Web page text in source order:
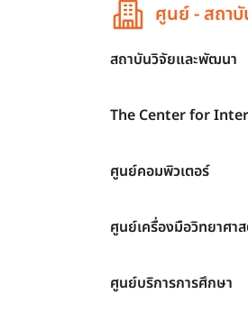
ศูนย์ - สถา
สถาบันวิจัยและพัฒนา
The Center for
ศูนย์คอมพิวเตอร์
ศูนย์เครื่องมือวิทยาศาส
ศูนย์บริการการศึกษา